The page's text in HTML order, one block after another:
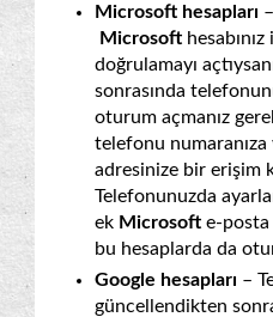
Microsoft hesapları –
Microsoft
doğrulamayı
sonrasında
oturum açmanız
telefonu numaranıza
adresinize bir erişim
Telefonunuzda
ek Microsoft e-posta
bu hesaplarda da
Google hesapları –
güncellendikten